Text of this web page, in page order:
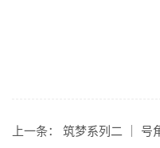
上一条： 筑梦系列二 ｜ 号